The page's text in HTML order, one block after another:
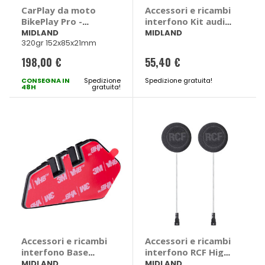
CarPlay da moto
BikePlay Pro -
MIDLAND
MIDLAND
320gr 152x85x21mm
198,00 €
CONSEGNA IN
48H
Spedizione
gratuita!
Accessori e ricambi
interfono Kit audio
completo C1439.02
MIDLAND
55,40 €
Spedizione gratuita!
Accessori e ricambi
interfono Base
Accessori e ricambi
interfono RCF High